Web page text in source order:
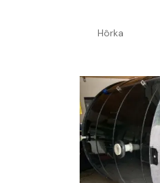
Hôrka